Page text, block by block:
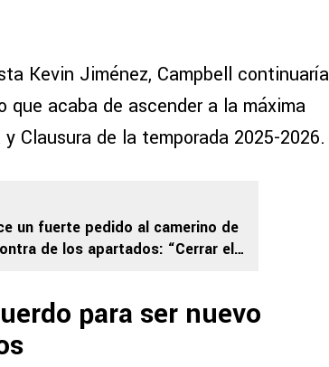
Kevin Jiménez, Campbell continuaría
que acaba de ascender a la máxima
Clausura de la temporada 2025-2026.
un fuerte pedido al camerino de
de los apartados: “Cerrar el
para ser nuevo